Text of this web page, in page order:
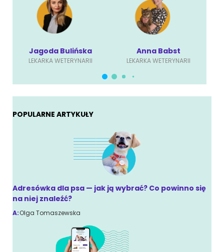
Jagoda Bulińska
LEKARKA WETERYNARII
Anna Babst
LEKARKA WETERYNARII
POPULARNE ARTYKUŁY
Adresówka dla psa — jak ją wybrać? Co powinno się
na niej znaleźć?
A:Olga Tomaszewska